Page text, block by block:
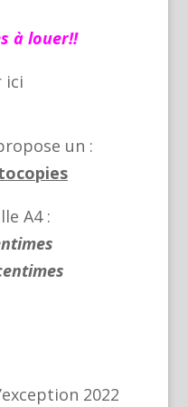
à louer!!
ici
un :
A4 :
2022